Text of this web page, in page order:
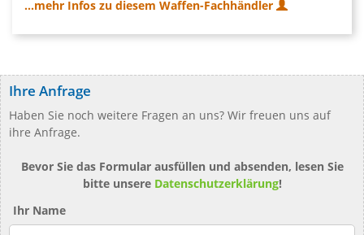
...mehr Infos zu diesem Waffen-Fachhändler
Ihre Anfrage
Haben Sie noch weitere Fragen an uns? Wir freuen uns auf
ihre Anfrage.
Bevor Sie das Formular ausfüllen und absenden, lesen Sie
bitte unsere Datenschutzerklärung!
Ihr Name